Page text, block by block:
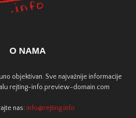
O NAMA
objektivan. Sve najvažnije informacije
rejting-info.preview-domain.com
nas: info@rejting.info